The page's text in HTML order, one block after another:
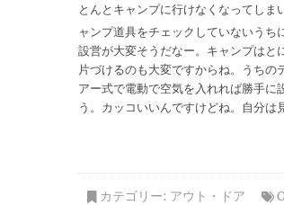
とんとキャンプに行けなくなってし
ャンプ道具をチェックしていないう
設営が大変そうだなー。キャンプはと
片づけるのも大変ですからね。うち
アー式で電動で空気を入れれば勝手
う。カッコいいんですけどね。自分は
カテゴリー: アウト・ドア